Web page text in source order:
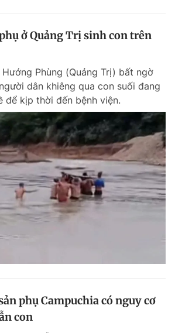
ở Quảng Trị sinh con trên
Phùng (Quảng Trị) bất ngờ
dân khiêng qua con suối đang
để kịp thời đến bệnh viện.
phụ Campuchia có nguy cơ
con